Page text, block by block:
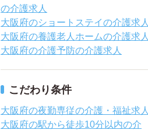
の介護求人
大阪府のショートステイの介護求人
大阪府の養護老人ホームの介護求人
大阪府の介護予防の介護求人
こだわり条件
大阪府の夜勤専従の介護・福祉求人
大阪府の駅から徒歩10分以内の介